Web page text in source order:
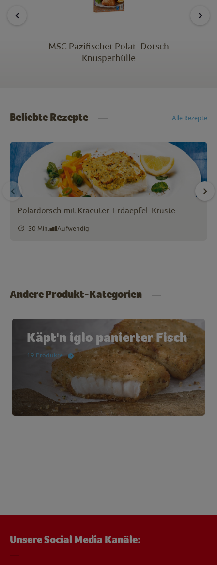
MSC Pazifischer Polar-Dorsch
Knusperhülle
Beliebte Rezepte Alle Rezepte
Polardorsch mit Kraeuter-Erdaepfel-Kruste
30 Min. Aufwendig
Andere Produkt-Kategorien
Käpt'n iglo panierter Fisch
19 Produkte
Unsere Social Media Kanäle: